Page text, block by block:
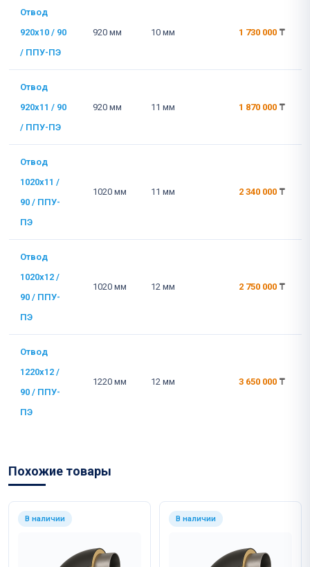
Отвод
920x10 / 90
/ ППУ-ПЭ
920 мм 10 мм 1 730 000 ₸
Отвод
920x11 / 90
/ ППУ-ПЭ
920 мм 11 мм 1 870 000 ₸
Отвод
1020x11 /
90 / ППУ-
ПЭ
1020 мм 11 мм 2 340 000 ₸
Отвод
1020x12 /
90 / ППУ-
ПЭ
1020 мм 12 мм 2 750 000 ₸
Отвод
1220x12 /
90 / ППУ-
ПЭ
1220 мм 12 мм 3 650 000 ₸
Похожие товары
В наличии В наличии